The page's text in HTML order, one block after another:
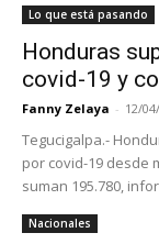
Lo que está pasando
Honduras
covid-19 y
Fanny Zelaya - 12/
Tegucigalpa.-
por covid-19 desde
suman 195.780,
Nacionales